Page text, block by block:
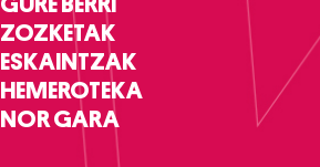
ZOZKETAK
ESKAINTZAK
HEMEROTEKA
NOR GARA